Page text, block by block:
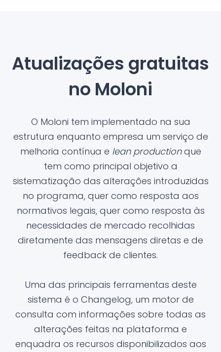
Atualizações gratuitas
no Moloni
O Moloni tem implementado na sua
estrutura enquanto empresa um serviço de
melhoria contínua e lean productionque
tem como principal objetivo a
sistematização das alterações introduzidas
no programa, quer como resposta aos
normativos legais, quer como resposta às
necessidades de mercado recolhidas
diretamente das mensagens diretas e de
feedback de clientes.
Uma das principais ferramentas deste
sistema é o Changelog, um motor de
consulta com informações sobre todas as
alterações feitas na plataforma e
enquadra os recursos disponibilizados aos